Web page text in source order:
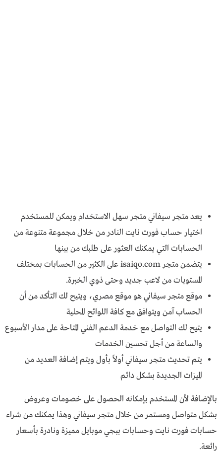
يعد متجر سيفاني متجر سهل الاستخدام ويمكن للمستخدم
اختيار حساب فورت نايت النادر من خلال مجموعة متنوعة من
الحسابات التي يمكنك العثور على طلبك من بينها
يتضمن متجر isaiqo.com على الكثير من الحسابات بمختلف
المستويات من لاعب جديد وحتى ذوي الخبرة.
موقع متجر سيفاني هو موقع مصري، ويتيح لك التأكد من أن
الحساب آمن ويتوافق مع كافة اللوائح المحلية
يتيح لك التواصل مع خدمة الدعم الفني المتاحة على مدار الأسبوع
والساعة من أجل تحسين الخدمات
يتم تحديث متجر سيفاني أولاً بأول ويتم إضافة العديد من
الميزات الجديدة بشكل دائم
بالإضافة لأن المستخدم بإمكانه الحصول على خصومات وعروض
بشكل متواصل ومستمر من خلال متجر سيفاني وهذا يمكنك من شراء
حسابات فورت نايت وحسابات ببجي موبايل مميزة ونادرة بأسعار
رائعة.